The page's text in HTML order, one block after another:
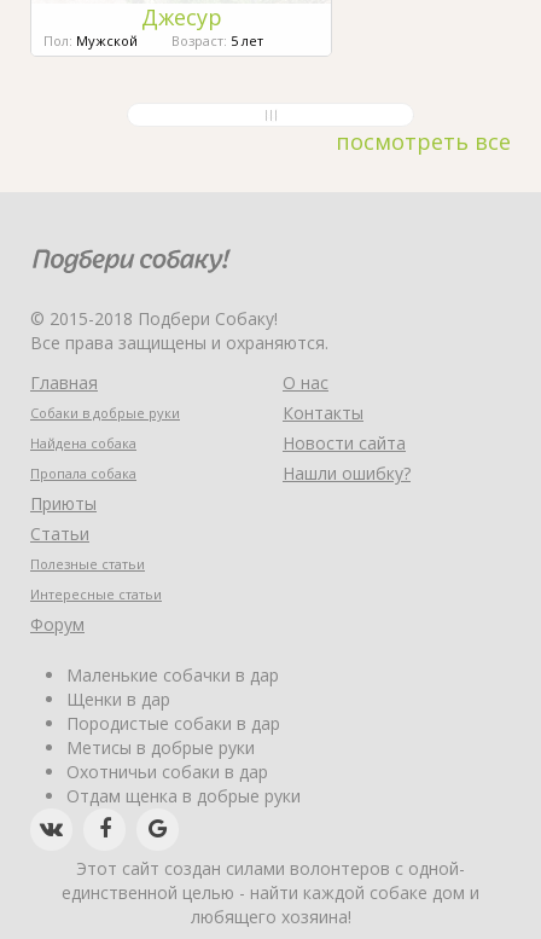
Джесур
Пол: Мужской Возраст: 5 лет
посмотреть все
© 2015-2018 Подбери Собаку!
Все права защищены и охраняются.
Главная
Собаки в добрые руки
Найдена собака
Пропала собака
Приюты
Статьи
Полезные статьи
Интересные статьи
Форум
О нас
Контакты
Новости сайта
Нашли ошибку?
Маленькие собачки в дар
Щенки в дар
Породистые собаки в дар
Метисы в добрые руки
Охотничьи собаки в дар
Отдам щенка в добрые руки
Этот сайт создан силами волонтеров с одной-
единственной целью - найти каждой собаке дом и
любящего хозяина!